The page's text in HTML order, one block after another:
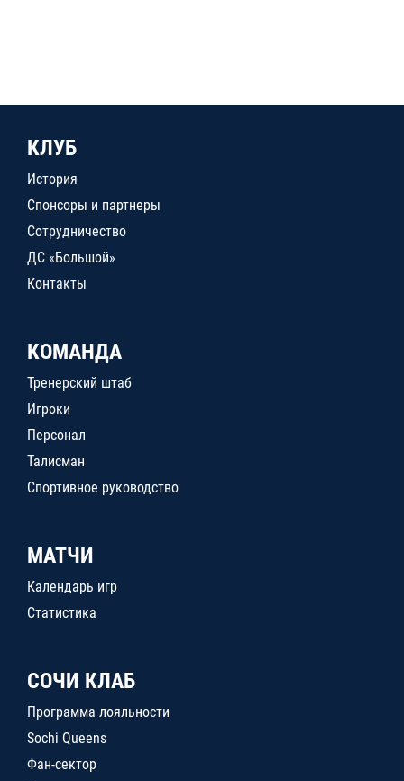
КЛУБ
История
Спонсоры и партнеры
Сотрудничество
ДС «Большой»
Контакты
КОМАНДА
Тренерский штаб
Игроки
Персонал
Талисман
Спортивное руководство
МАТЧИ
Календарь игр
Статистика
СОЧИ КЛАБ
Программа лояльности
Sochi Queens
Фан-сектор